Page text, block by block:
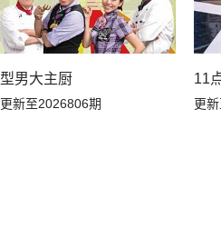
型男大主厨
更新至2026806期
11
更